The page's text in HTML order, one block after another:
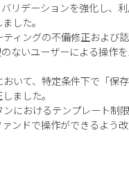
リデーションを強化し、
した。
ィングの不備修正および
ないユーザーによる操作
いて、特定条件下で「保
ました。
におけるテンプレート制
ンドで操作ができるよう改